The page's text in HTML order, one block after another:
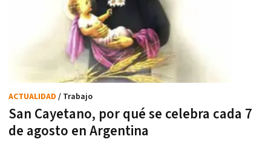
San Cayetano, por qué se celebra cada 7
de agosto en Argentina
ACTUALIDAD / Trabajo